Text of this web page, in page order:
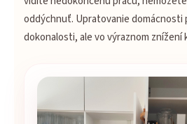
oddýchnuť. Upratovanie domácnosti
dokonalosti, ale vo výraznom znížení